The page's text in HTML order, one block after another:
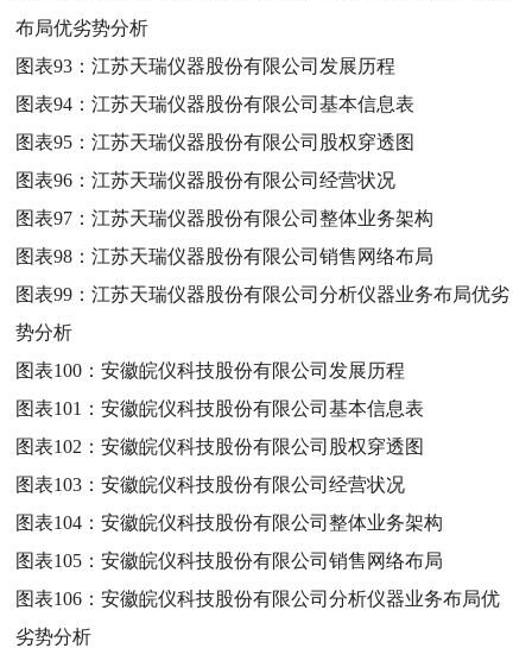
布局优劣势分析
图表93：江苏天瑞仪器股份有限公司发展历程
图表94：江苏天瑞仪器股份有限公司基本信息表
图表95：江苏天瑞仪器股份有限公司股权穿透图
图表96：江苏天瑞仪器股份有限公司经营状况
图表97：江苏天瑞仪器股份有限公司整体业务架构
图表98：江苏天瑞仪器股份有限公司销售网络布局
图表99：江苏天瑞仪器股份有限公司分析仪器业务布局优劣
势分析
图表100：安徽皖仪科技股份有限公司发展历程
图表101：安徽皖仪科技股份有限公司基本信息表
图表102：安徽皖仪科技股份有限公司股权穿透图
图表103：安徽皖仪科技股份有限公司经营状况
图表104：安徽皖仪科技股份有限公司整体业务架构
图表105：安徽皖仪科技股份有限公司销售网络布局
图表106：安徽皖仪科技股份有限公司分析仪器业务布局优
劣势分析